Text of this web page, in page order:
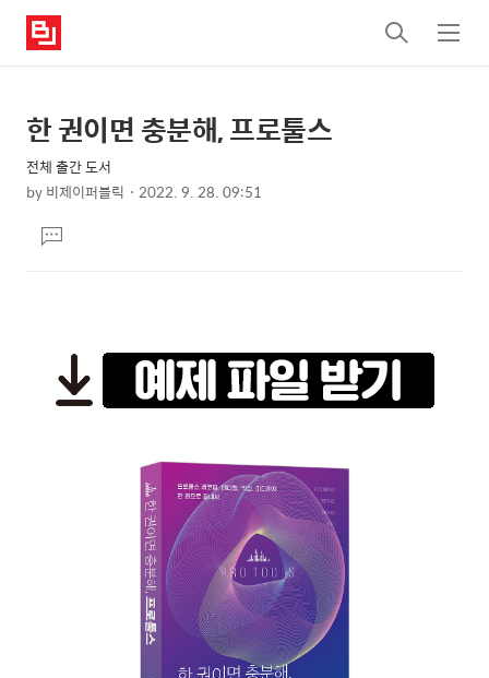
검
색
메
뉴
상
세
컨
텐
츠
본
문
제
목
한 권이면 충분해, 프로툴스
전체 출간 도서
by비제이퍼블릭 2022. 9. 28. 09:51
문댓
글